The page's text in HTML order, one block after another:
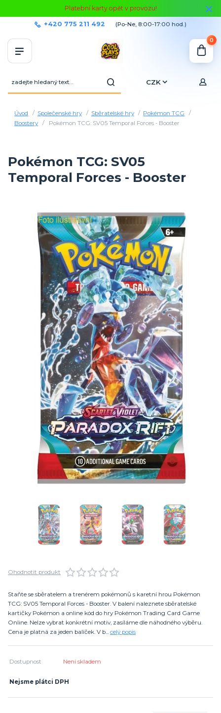
Platební karty opět v provozu!
CZK
+420 775 211 492 (Po-Ne, 8:00-17:00 hod.)
0
Úvod Společenské hry Sběratelské hry
Pokémon TCG
Boostery
Pokémon TCG: SV05 Temporal Forces - Booster
Pokémon TCG: SV05
Temporal Forces - Booster
Ohodnotit produkt
Staňte se sběratelem a trenérem pokémonů s karetní hrou Pokémon
TCG: SV05 Temporal Forces - Booster. V balení naleznete sběratelské
kartičky Pokémon a online kód do hry Pokémon Trading Card Game
Online. Nelze vybrat konkrétní motiv, zasíláme dle náhodného výběru.
Cena je platná za jeden balíček. V b... celý popis
Dostupnost Není skladem
Nejsme plátci DPH